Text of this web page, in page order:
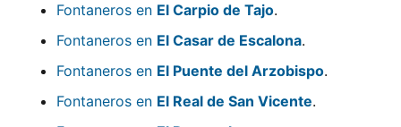
Fontaneros en El Carpio de Tajo.
Fontaneros en El Casar de Escalona.
Fontaneros en El Puente del Arzobispo.
Fontaneros en El Real de San Vicente.